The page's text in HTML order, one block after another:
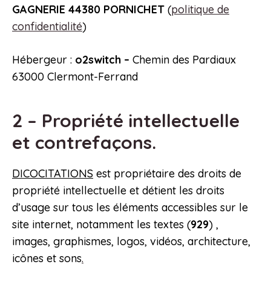
GAGNERIE 44380 PORNICHET (politique de
confidentialité)
Hébergeur : o2switch – Chemin des Pardiaux
63000 Clermont-Ferrand
2 – Propriété intellectuelle
et contrefaçons.
DICOCITATIONS est propriétaire des droits de
propriété intellectuelle et détient les droits
d’usage sur tous les éléments accessibles sur le
site internet, notamment les textes (929) ,
images, graphismes, logos, vidéos, architecture,
icônes et sons.